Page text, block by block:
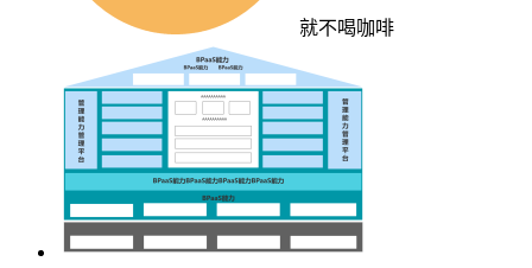
就不喝咖啡